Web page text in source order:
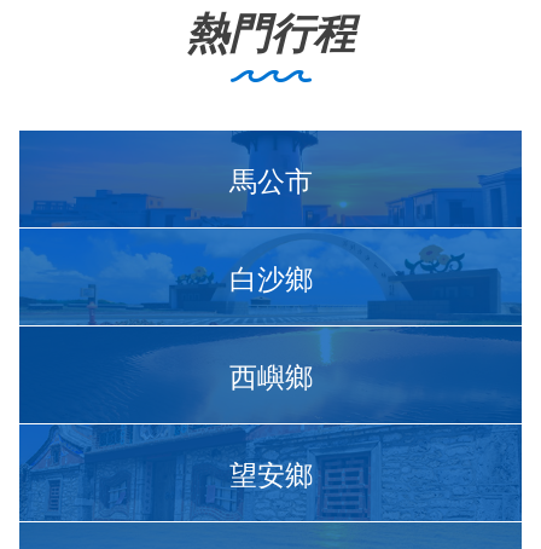
熱門行程
馬公市
白沙鄉
西嶼鄉
望安鄉